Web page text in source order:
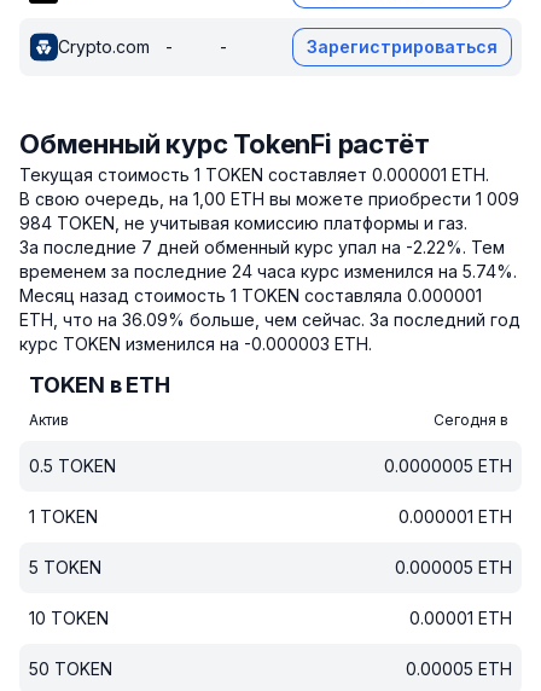
Crypto.com - - Зарегистрироваться
Обменный курс TokenFi растёт
Текущая стоимость 1 TOKEN составляет 0.000001 ETH.
В свою очередь, на 1,00 ETH вы можете приобрести 1 009
984 TOKEN, не учитывая комиссию платформы и газ.
За последние 7 дней обменный курс упал на -2.22%. Тем
временем за последние 24 часа курс изменился на 5.74%.
Месяц назад стоимость 1 TOKEN составляла 0.000001
ETH, что на 36.09% больше, чем сейчас. За последний год
курс TOKEN изменился на -0.000003 ETH.
TOKEN в ETH
Актив Сегодня в
0.5 TOKEN 0.0000005 ETH
1 TOKEN 0.000001 ETH
5 TOKEN 0.000005 ETH
10 TOKEN 0.00001 ETH
50 TOKEN 0.00005 ETH